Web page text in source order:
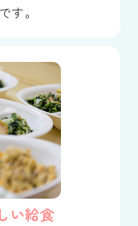
す。
い給食